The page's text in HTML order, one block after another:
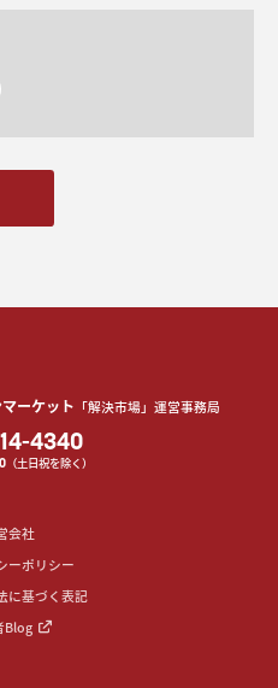
ーケット 「解決市場」運営事務局
4340
（土日祝を除く）
会社
ーポリシー
に基づく表記
Blog